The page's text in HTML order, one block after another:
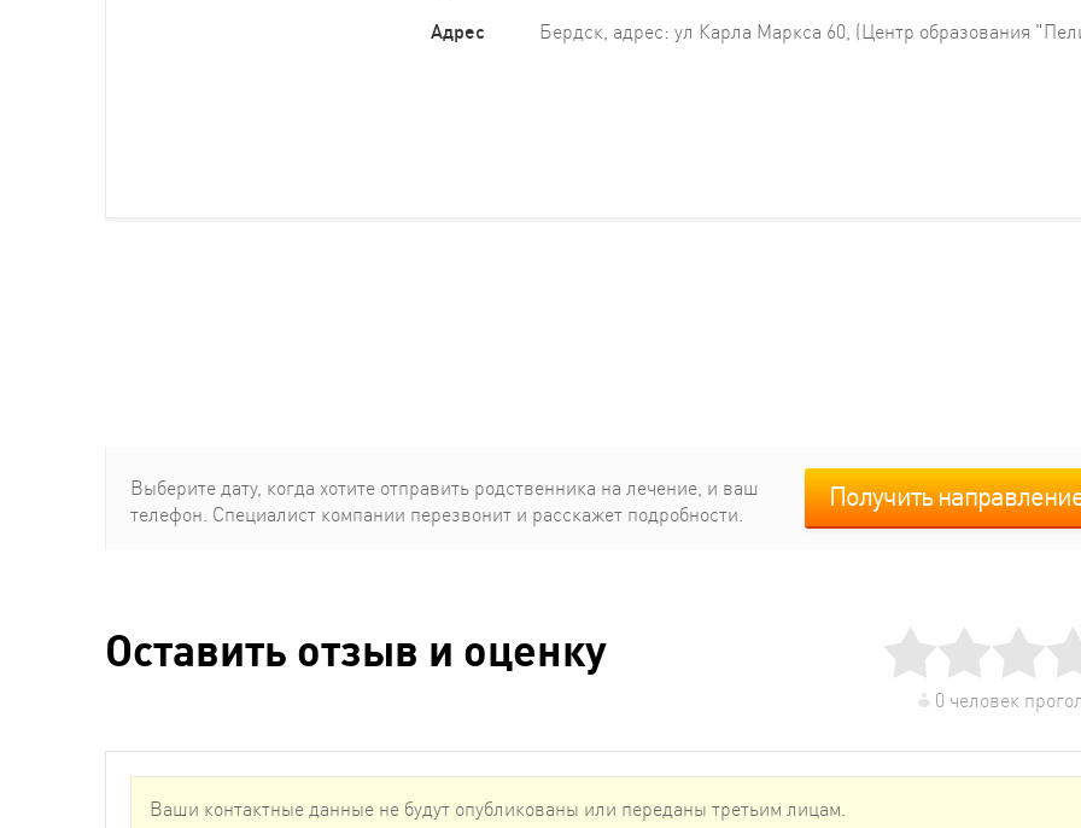
Адрес Бердск, адрес: ул Карла Маркса 60, (Центр образования
Выберите дату, когда хотите отправить родcтвенника на лечение, и ваш
телефон. Специалист компании перезвонит и расскажет подробности.
Получить
Оставить отзыв и оценку
0 человек
Ваши контактные данные не будут опубликованы или переданы третьим лицам.